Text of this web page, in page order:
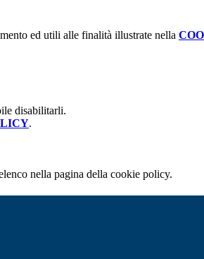
ed utili alle finalità illustrate nella
disabilitarli.
.
nella pagina della cookie policy.